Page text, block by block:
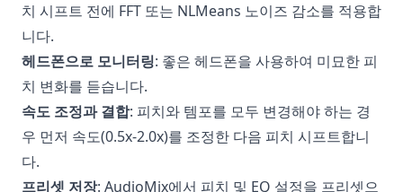
치 시프트 전에 FFT 또는 NLMeans 노이즈 감소를 적용합
니다.
헤드폰으로 모니터링: 좋은 헤드폰을 사용하여 미묘한 피
치 변화를 듣습니다.
속도 조정과 결합: 피치와 템포를 모두 변경해야 하는 경
우 먼저 속도(0.5x-2.0x)를 조정한 다음 피치 시프트합니
다.
프리셋 저장: AudioMix에서 피치 및 EQ 설정을 프리셋으